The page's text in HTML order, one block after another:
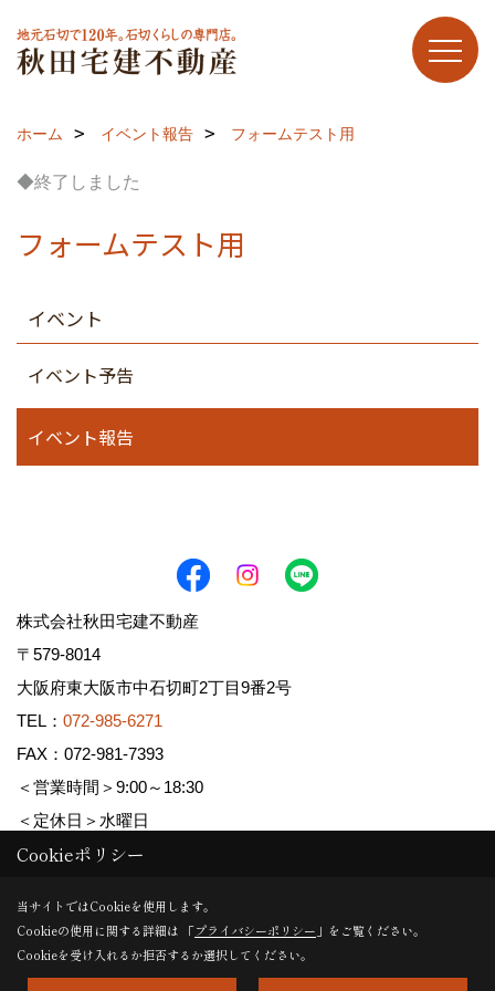
ホーム イベント報告 フォームテスト用
◆終了しました
フォームテスト用
イベント
イベント予告
イベント報告
株式会社秋田宅建不動産
〒579-8014
大阪府東大阪市中石切町2丁目9番2号
TEL： 072-985-6271
FAX：072-981-7393
＜営業時間＞9:00～18:30
＜定休日＞水曜日
Copyright (c) AKITA TAKKEN FUDOUSAN Co.,Ltd. All Rights Reserved.
Produced byゴデスクリエイト
Cookieポリシー
当サイトではCookieを使用します。
Cookieの使用に関する詳細は 「プライバシーポリシー 」をご覧ください。
Cookieを受け入れるか拒否するか選択してください。